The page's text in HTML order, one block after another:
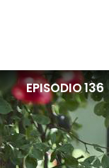
EPISODIO136